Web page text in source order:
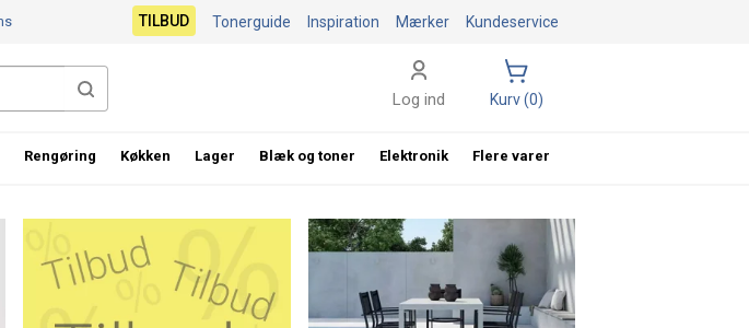
Kundeservice
Mærker
Inspiration
Tonerguide
TILBUD
Log ind Kurv (0)
Rengøring Køkken Lager Blæk og toner Elektronik Flere varer